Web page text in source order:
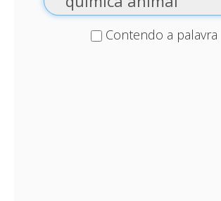
Contendo a palavra